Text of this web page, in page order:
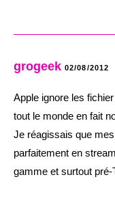
grogeek 02/08/2012
Apple ignore les
tout le monde en fait
Je réagissais que
parfaitement en
gamme et surtout